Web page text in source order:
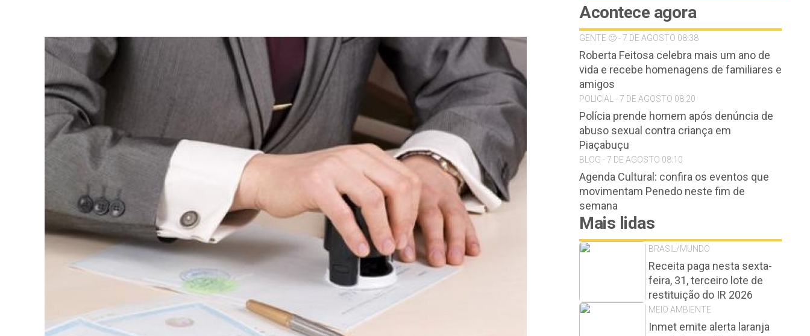
Acontece agora
GENTE 🙂 - 7 DE AGOSTO 08:38
Roberta Feitosa celebra mais um ano de
vida e recebe homenagens de familiares e
amigos
POLICIAL - 7 DE AGOSTO 08:20
Polícia prende homem após denúncia de
abuso sexual contra criança em
Piaçabuçu
BLOG - 7 DE AGOSTO 08:10
Agenda Cultural: confira os eventos que
movimentam Penedo neste fim de
semana
Mais lidas
BRASIL/MUNDO
Receita paga nesta sexta-
feira, 31, terceiro lote de
restituição do IR 2026
MEIO AMBIENTE
Inmet emite alerta laranja